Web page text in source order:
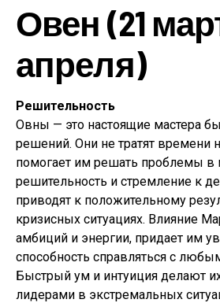
Овен (21
апреля)
Решительность
Овны — это настоящие мастера
решений. Они не тратят времени
помогает им решать проблемы в
решительность и стремление к
приводят к положительному
кризисных ситуациях. Влияние
амбиций и энергии, придает им
способность справляться с
Быстрый ум и интуиция делают
лидерами в экстремальных